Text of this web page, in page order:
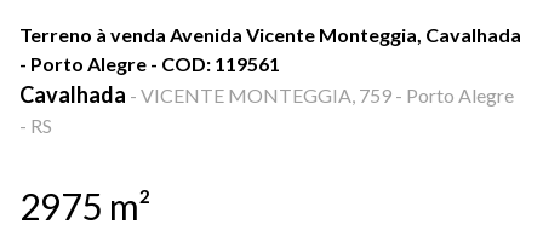
Terreno à venda Avenida Vicente Monteggia, Cavalhada
- Porto Alegre - COD: 119561
Cavalhada - VICENTE MONTEGGIA, 759 - Porto Alegre
- RS
2975 m²